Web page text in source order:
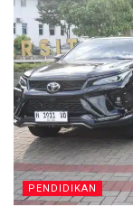
PENDIDIKAN